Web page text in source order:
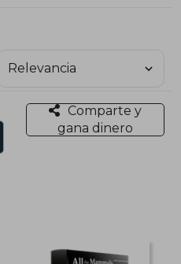
Comparte y
gana dinero